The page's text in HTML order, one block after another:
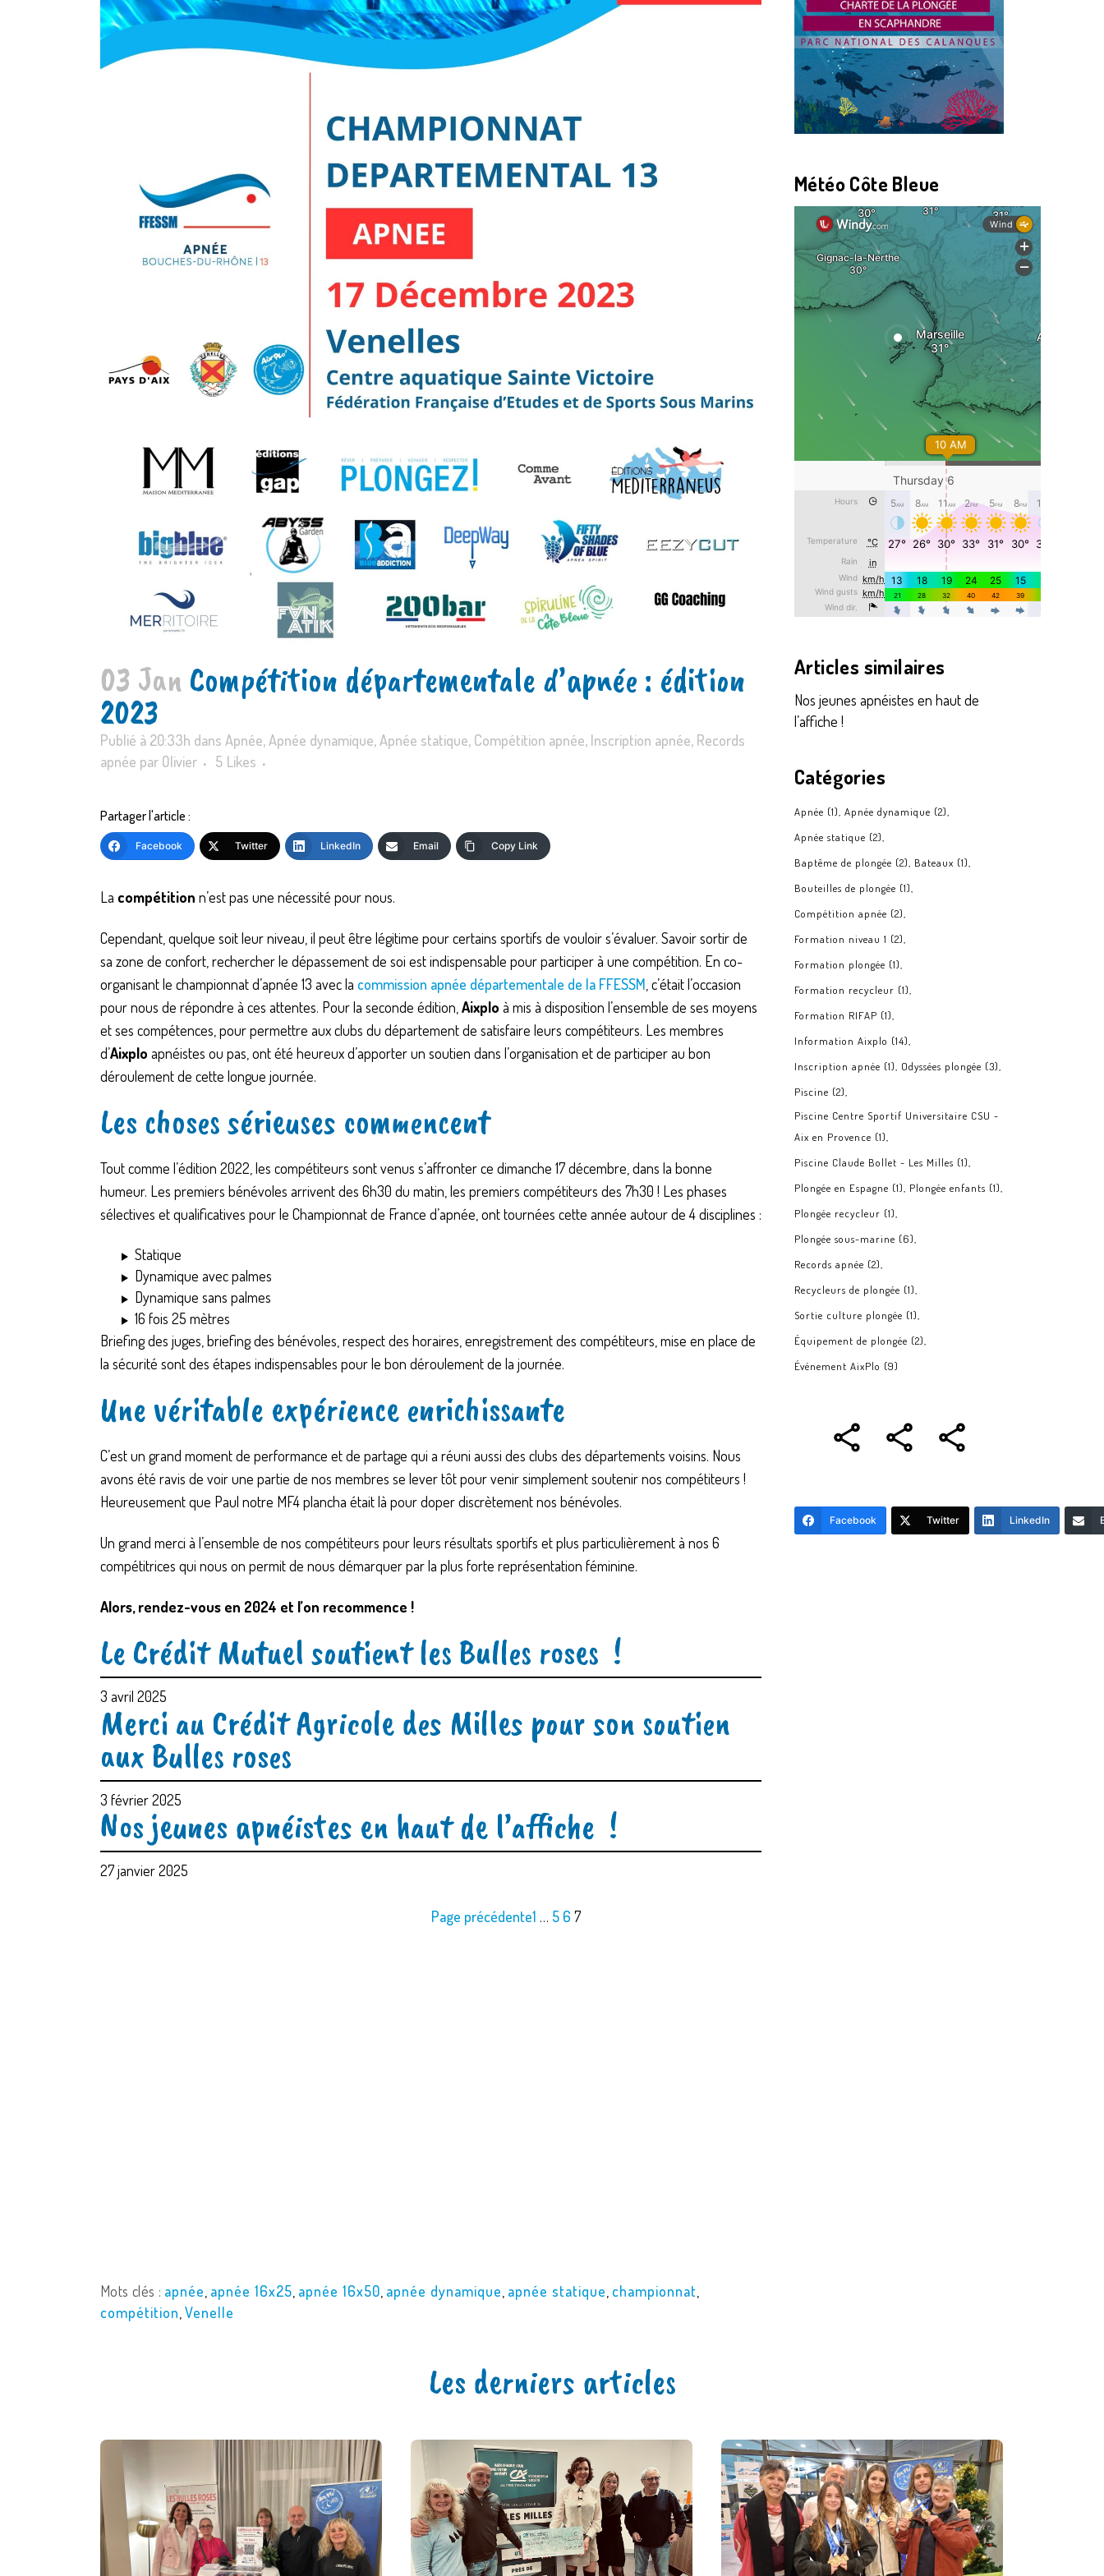
03 Jan Compétition départementale d’apnée : édition
2023
Publié à 20:33h dans Apnée,Apnée dynamique,Apnée statique, Compétition apnée, Inscription apnée, Records
apnée par Olivier 5 Likes
Partager l'article :
Facebook Twitter LinkedIn Email Copy Link
La compétition n’est pas une nécessité pour nous.
Cependant, quelque soit leur niveau, il peut être légitime pour certains sportifs de vouloir s’évaluer. Savoir sortir de
sa zone de confort, rechercher le dépassement de soi est indispensable pour participer à une compétition. En co-
organisant le championnat d’apnée 13 avec la commission apnée départementale de la FFESSM , c’était l’occasion
pour nous de répondre à ces attentes. Pour la seconde édition, Aixplo à mis à disposition l’ensemble de ses moyens
et ses compétences, pour permettre aux clubs du département de satisfaire leurs compétiteurs. Les membres
d’Aixplo apnéistes ou pas, ont été heureux d’apporter un soutien dans l’organisation et de participer au bon
déroulement de cette longue journée.
Les choses sérieuses commencent
Tout comme l’édition 2022, les compétiteurs sont venus s’affronter ce dimanche 17 décembre, dans la bonne
humeur. Les premiers bénévoles arrivent des 6h30 du matin, les premiers compétiteurs des 7h30 ! Les phases
sélectives et qualificatives pour le Championnat de France d’apnée, ont tournées cette année autour de 4 disciplines :
Statique
Dynamique avec palmes
Dynamique sans palmes
16 fois 25 mètres
Briefing des juges, briefing des bénévoles, respect des horaires, enregistrement des compétiteurs, mise en place de
la sécurité sont des étapes indispensables pour le bon déroulement de la journée.
Une véritable expérience enrichissante
C’est un grand moment de performance et de partage qui a réuni aussi des clubs des départements voisins. Nous
avons été ravis de voir une partie de nos membres se lever tôt pour venir simplement soutenir nos compétiteurs !
Heureusement que Paul notre MF4 plancha était là pour doper discrètement nos bénévoles.
Un grand merci à l’ensemble de nos compétiteurs pour leurs résultats sportifs et plus particulièrement à nos 6
compétitrices qui nous on permit de nous démarquer par la plus forte représentation féminine.
Alors, rendez-vous en 2024 et l’on recommence !
Le Crédit Mutuel soutient les Bulles roses !
3 avril 2025
Merci au Crédit Agricole des Milles pour son soutien
aux Bulles roses
3 février 2025
Nos jeunes apnéistes en haut de l’affiche !
27 janvier 2025
Page précédente1 … 5 6 7
Mots clés : apnée apnée 16x25 apnée 16x50 apnée dynamique apnée statique championnat
compétition Venelle
Météo Côte Bleue
Articles similaires
Nos jeunes apnéistes en haut de
l’affiche !
Catégories
Apnée (1) Apnée dynamique (2)
Apnée statique (2)
Baptême de plongée (2) Bateaux (1)
Bouteilles de plongée (1)
Compétition apnée (2)
Formation niveau 1 (2)
Formation plongée (1)
Formation recycleur (1)
Formation RIFAP (1)
Information Aixplo (14)
Inscription apnée (1) Odyssées plongée (3)
Piscine (2)
Piscine Centre Sportif Universitaire CSU -
Aix en Provence (1)
Piscine Claude Bollet - Les Milles (1)
Plongée en Espagne (1) Plongée enfants (1)
Plongée recycleur (1)
Plongée sous-marine (6)
Records apnée (2)
Recycleurs de plongée (1)
Sortie culture plongée (1)
Équipement de plongée (2)
Événement AixPlo (9)
Facebook Twitter LinkedIn
Les derniers articles